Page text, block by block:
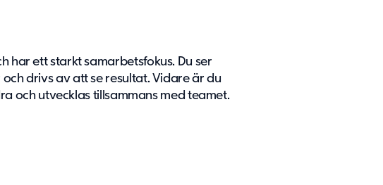
har ett starkt samarbetsfokus. Du ser
drivs av att se resultat. Vidare är du
och utvecklas tillsammans med teamet.